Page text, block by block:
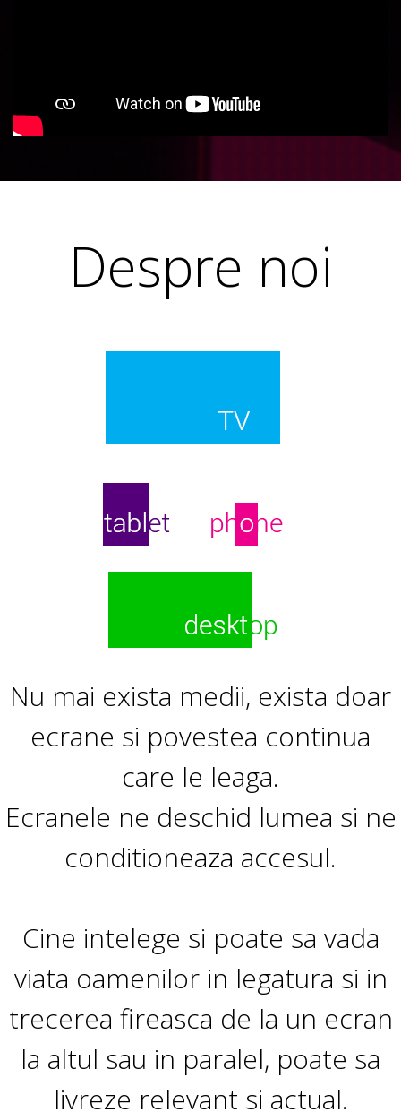
v
Despre noi
Nu mai exista medii, exista doar
ecrane si povestea continua
care le leaga.
Ecranele ne deschid lumea si ne
conditioneaza accesul.
Cine intelege si poate sa vada
viata oamenilor in legatura si in
trecerea fireasca de la un ecran
la altul sau in paralel, poate sa
livreze relevant si actual.